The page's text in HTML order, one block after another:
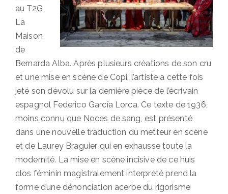
au T2G
La
Maison
de
Bernarda Alba. Après plusieurs créations de son cru
et une mise en scène de Copi, l’artiste a cette fois
jeté son dévolu sur la dernière pièce de l’écrivain
espagnol Federico García Lorca. Ce texte de 1936,
moins connu que Noces de sang, est présenté
dans une nouvelle traduction du metteur en scène
et de Laurey Braguier qui en exhausse toute la
modernité. La mise en scène incisive de ce huis
clos féminin magistralement interprété prend la
forme d’une dénonciation acerbe du rigorisme